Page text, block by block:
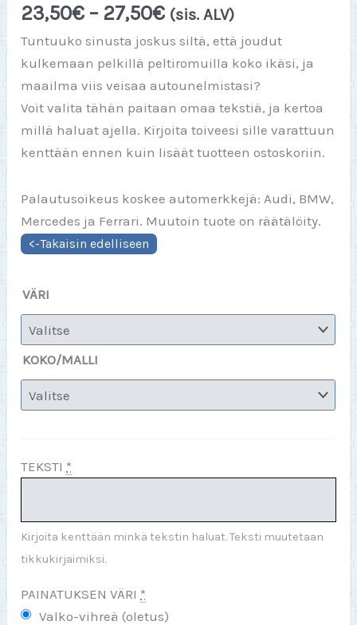
23,50€ – 27,50€Hintaluokka:
23,50€
-
27,50€
(sis. ALV)
Tuntuuko sinusta joskus siltä, että joudut
kulkemaan pelkillä peltiromuilla koko ikäsi, ja
maailma viis veisaa autounelmistasi?
Voit valita tähän paitaan omaa tekstiä, ja kertoa
millä haluat ajella. Kirjoita toiveesi sille varattuun
kenttään ennen kuin lisäät tuotteen ostoskoriin.
Palautusoikeus koskee automerkkejä: Audi, BMW,
Mercedes ja Ferrari. Muutoin tuote on räätälöity.
VÄRI
KOKO/MALLI
TEKSTI *
Kirjoita kenttään minkä tekstin haluat. Teksti muutetaan
tikkukirjaimiksi.
PAINATUKSEN VÄRI *
Valko-vihreä (oletus)